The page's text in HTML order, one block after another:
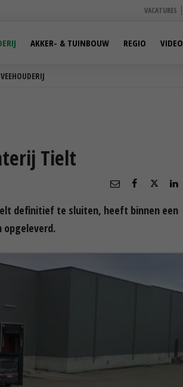
VACATURES
AKKER- & TUINBOUW REGIO VIDEO
Tielt
definitief te sluiten, heeft binnen een
opgeleverd.